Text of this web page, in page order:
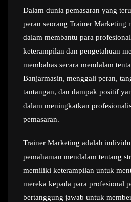
Dalam dunia pemasaran yang
peran seorang Trainer Marketing
dalam membantu para
keterampilan dan pengetahuan
membahas secara mendalam
Banjarmasin, menggali peran,
tantangan, dan dampak positif
dalam meningkatkan
pemasaran.
Trainer Marketing adalah
pemahaman mendalam tentang
memiliki keterampilan untuk
mereka kepada para profesional
bertanggung jawab untuk